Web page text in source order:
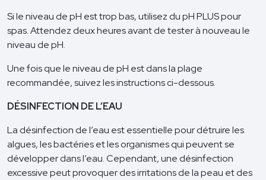
Si le niveau de pH est trop bas, utilisez du pH PLUS pour
spas. Attendez deux heures avant de tester à nouveau le
niveau de pH.
Une fois que le niveau de pH est dans la plage
recommandée, suivez les instructions ci-dessous.
DÉSINFECTION DE L’EAU
La désinfection de l’eau est essentielle pour détruire les
algues, les bactéries et les organismes qui peuvent se
développer dans l’eau. Cependant, une désinfection
excessive peut provoquer des irritations de la peau et des